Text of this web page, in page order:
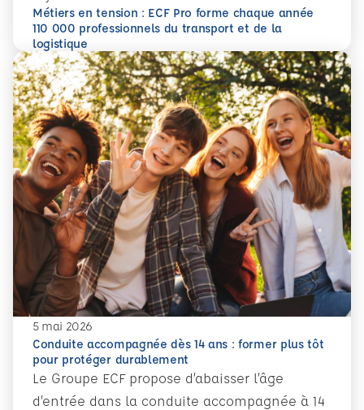
Métiers en tension : ECF Pro forme chaque année
110 000 professionnels du transport et de la
logistique
En savoir plus
Métiers en tension : ECF Pro forme chaque année 110
5 mai 2026
Conduite accompagnée dès 14 ans : former plus tôt
pour protéger durablement
Le Groupe ECF propose d’abaisser l’âge
d’entrée dans la conduite accompagnée à 14